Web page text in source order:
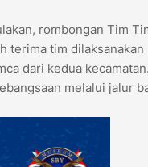
rombongan Tim
terima tim
dari kedua
melalui jalur